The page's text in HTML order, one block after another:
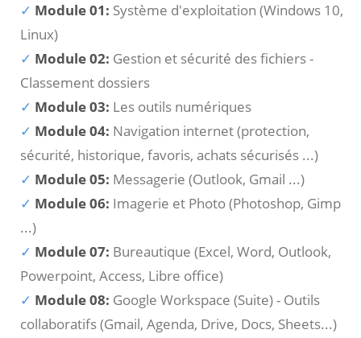
Module 01: Système d'exploitation (Windows 10,
Linux)
Module 02: Gestion et sécurité des fichiers -
Classement dossiers
Module 03: Les outils numériques
Module 04: Navigation internet (protection,
sécurité, historique, favoris, achats sécurisés ...)
Module 05: Messagerie (Outlook, Gmail ...)
Module 06: Imagerie et Photo (Photoshop, Gimp
...)
Module 07: Bureautique (Excel, Word, Outlook,
Powerpoint, Access, Libre office)
Module 08: Google Workspace (Suite) - Outils
collaboratifs (Gmail, Agenda, Drive, Docs, Sheets...)